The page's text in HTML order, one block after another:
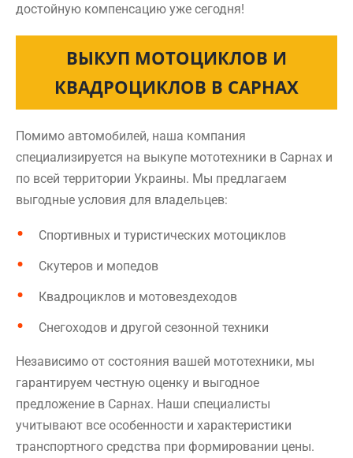
достойную компенсацию уже сегодня!
ВЫКУП МОТОЦИКЛОВ И
КВАДРОЦИКЛОВ В САРНАХ
Помимо автомобилей, наша компания
специализируется на выкупе мототехники в Сарнах и
по всей территории Украины. Мы предлагаем
выгодные условия для владельцев:
Спортивных и туристических мотоциклов
Скутеров и мопедов
Квадроциклов и мотовездеходов
Снегоходов и другой сезонной техники
Независимо от состояния вашей мототехники, мы
гарантируем честную оценку и выгодное
предложение в Сарнах. Наши специалисты
учитывают все особенности и характеристики
транспортного средства при формировании цены.